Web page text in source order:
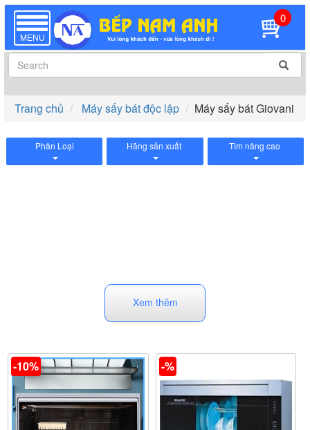
TOGGLE
NAVIGATION
MENU
0
Trang chủ Máy sấy bát độc lập Máy sấy bát Giovani
Phân Loại Hãng sản xuất Tìm nâng cao
Xem thêm
-10% -%